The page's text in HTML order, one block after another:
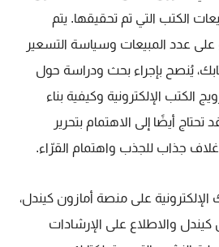
الكتب التي تم تحقيقها. يتم
على عدد المبيعات وسياسة التسعير
يُنصح بإجراء بحث ودراسة حول
الكتب الإلكترونية وكيفية بناء
أيضًا إلى الاهتمام بتحرير
جذاب للجذب واهتمام القرّاء.
على منصة أمازون كيندل،
كيندل والاطلاع على الإرشادات